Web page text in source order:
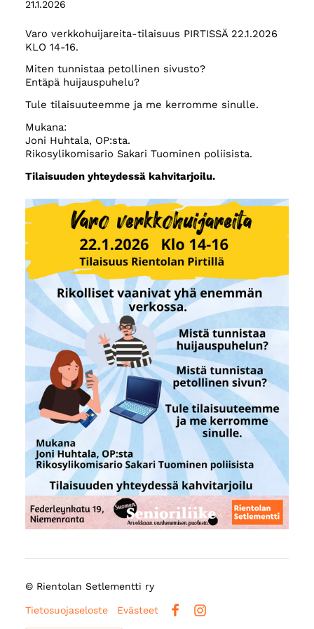
21.1.2026
Varo verkkohuijareita-tilaisuus PIRTISSÄ 22.1.2026
KLO 14-16.
Miten tunnistaa petollinen sivusto?
Entäpä huijauspuhelu?
Tule tilaisuuteemme ja me kerromme sinulle.
Mukana:
Joni Huhtala, OP:sta.
Rikosylikomisario Sakari Tuominen poliisista.
Tilaisuuden yhteydessä kahvitarjoilu.
© Rientolan Setlementti ry
Tietosuojaseloste
Evästeet